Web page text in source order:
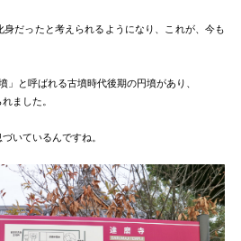
だったと考えられるようになり、これが、今も
」と呼ばれる古墳時代後期の円墳があり、
ました。
いているんですね。